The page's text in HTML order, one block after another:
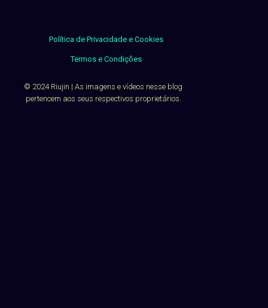
Política de Privacidade e Cookies
Termos e Condições
© 2024 Riujin | As imagens e vídeos nesse blog
pertencem aos seus respectivos proprietários.